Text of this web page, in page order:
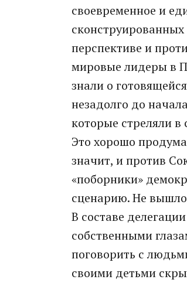
своевременное и
перспективе и
мировые лидеры в
знали о
незадолго до
которые стреляли в
Это хорошо
значит, и против
«поборники»
сценарию. Не
В составе
собственными
поговорить с
своими детьми